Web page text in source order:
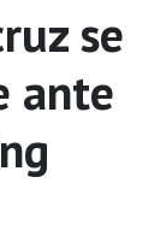
se
ante